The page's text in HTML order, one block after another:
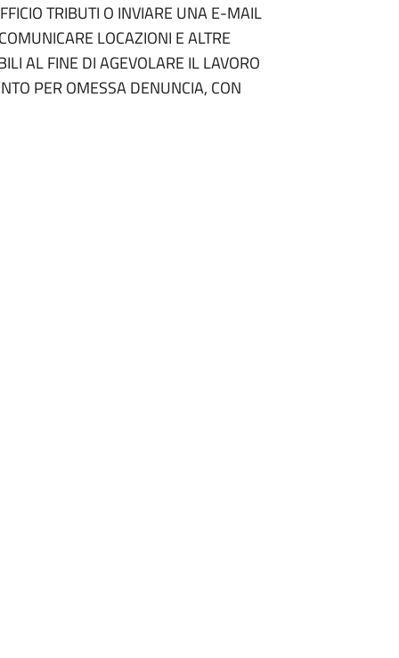
TRIBUTI O INVIARE UNA E-MAIL
LOCAZIONI E ALTRE
AL FINE DI AGEVOLARE IL LAVORO
PER OMESSA DENUNCIA, CON